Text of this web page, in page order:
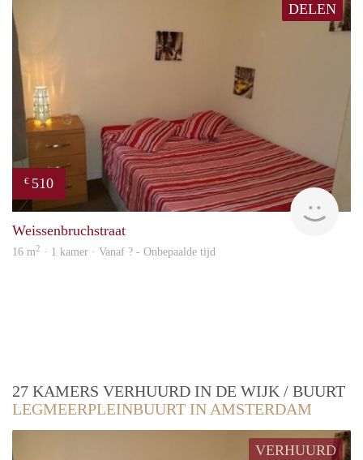
DELEN
€ 510
Weissenbruchstraat
16 m2 · 1 kamer · Vanaf ? - Onbepaalde tijd
27 KAMERS VERHUURD IN DE WIJK / BUURT
LEGMEERPLEINBUURT IN AMSTERDAM
VERHUURD